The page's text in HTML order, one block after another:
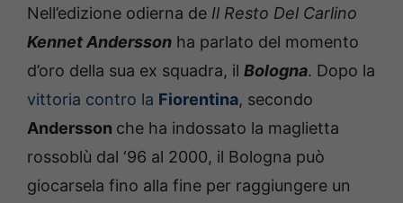
Nell’edizione odierna de Il Resto Del Carlino
Kennet Andersson ha parlato del momento
d’oro della sua ex squadra, il Bologna. Dopo la
vittoria contro la Fiorentina, secondo
Andersson che ha indossato la maglietta
rossoblù dal ‘96 al 2000, il Bologna può
giocarsela fino alla fine per raggiungere un